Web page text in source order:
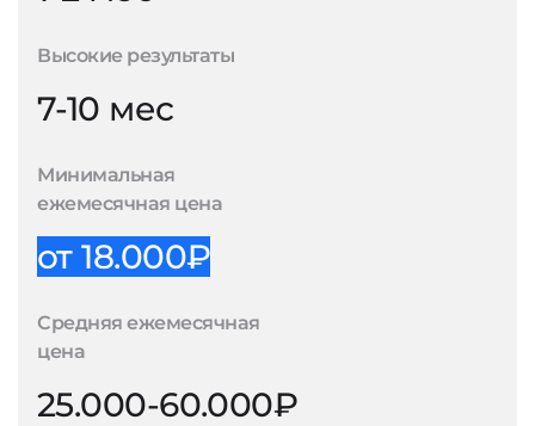
Высокие результаты
7-10 мес
Минимальная
ежемесячная цена
от 18.000₽
Средняя ежемесячная
цена
25.000-60.000₽